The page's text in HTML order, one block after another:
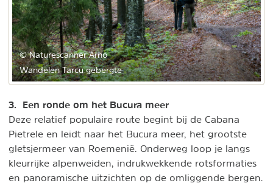
© Naturescanner Arno
Wandelen Tarcu gebergte
3. Een ronde om het Bucura meer
Deze relatief populaire route begint bij de Cabana
Pietrele en leidt naar het Bucura meer, het grootste
gletsjermeer van Roemenië. Onderweg loop je langs
kleurrijke alpenweiden, indrukwekkende rotsformaties
en panoramische uitzichten op de omliggende bergen.